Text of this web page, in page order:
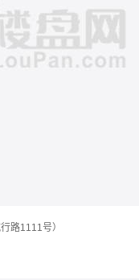
路1111号）